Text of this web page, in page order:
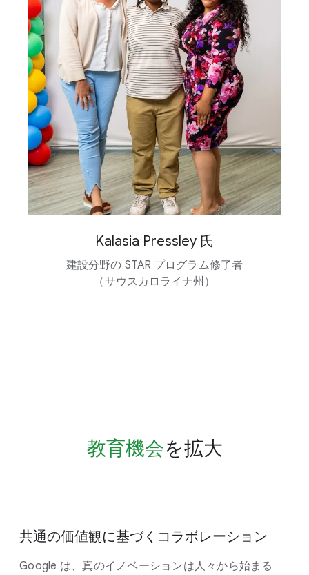
Kalasia Pressley 氏
建設分野の STAR プログラム修了者​
（サウスカロライナ州）
教育機会を​拡大
共通の​価値観に​基づく​コラボレーション
Google は、​真の​イノベーションは​人々から​始まる​